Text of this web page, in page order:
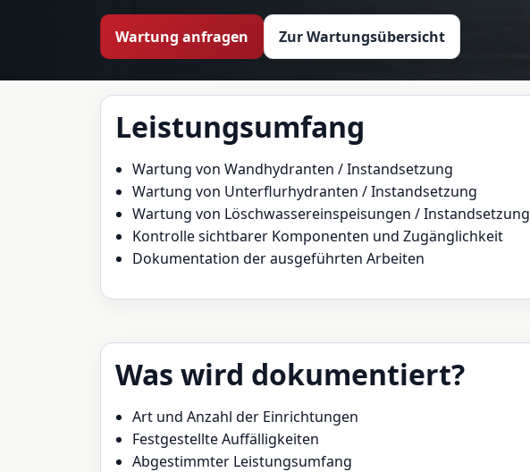
Wartung anfragen Zur Wartungsübersicht
Leistungsumfang
Wartung von Wandhydranten / Instandsetzung
Wartung von Unterflurhydranten / Instandsetzung
Wartung von Löschwassereinspeisungen / Instandsetzung
Kontrolle sichtbarer Komponenten und Zugänglichkeit
Dokumentation der ausgeführten Arbeiten
Was wird dokumentiert?
Art und Anzahl der Einrichtungen
Festgestellte Auffälligkeiten
Abgestimmter Leistungsumfang